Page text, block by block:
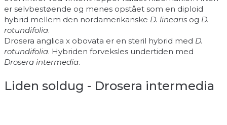
er selvbestøende og menes opstået som en diploid
hybrid mellem den nordamerikanske D. linearis og D.
rotundifolia.
Drosera anglica x obovata er en steril hybrid med D.
rotundifolia. Hybriden forveksles undertiden med
Drosera intermedia.
Liden soldug - Drosera intermedia